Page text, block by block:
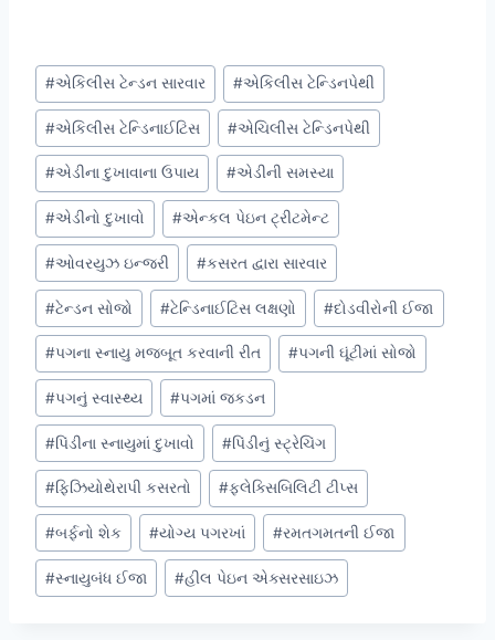
Post
Tags:
#એકિલીસ ટેન્ડન સારવાર #એકિલીસ ટેન્ડિનપેથી
#એકિલીસ ટેન્ડિનાઈટિસ #એચિલીસ ટેન્ડિનપેથી
#એડીના દુખાવાના ઉપાય #એડીની સમસ્યા
#એડીનો દુખાવો #એન્કલ પેઇન ટ્રીટમેન્ટ
#ઓવરયુઝ ઇન્જરી #કસરત દ્વારા સારવાર
#ટેન્ડન સોજો #ટેન્ડિનાઈટિસ લક્ષણો #દોડવીરોની ઈજા
#પગના સ્નાયુ મજબૂત કરવાની રીત #પગની ઘૂંટીમાં સોજો
#પગનું સ્વાસ્થ્ય #પગમાં જકડન
#પિંડીના સ્નાયુમાં દુખાવો #પિંડીનું સ્ટ્રેચિંગ
#ફિઝિયોથેરાપી કસરતો #ફ્લેક્સિબિલિટી ટીપ્સ
#બર્ફનો શેક #યોગ્ય પગરખાં #રમતગમતની ઈજા
#સ્નાયુબંધ ઈજા #હીલ પેઇન એક્સરસાઇઝ